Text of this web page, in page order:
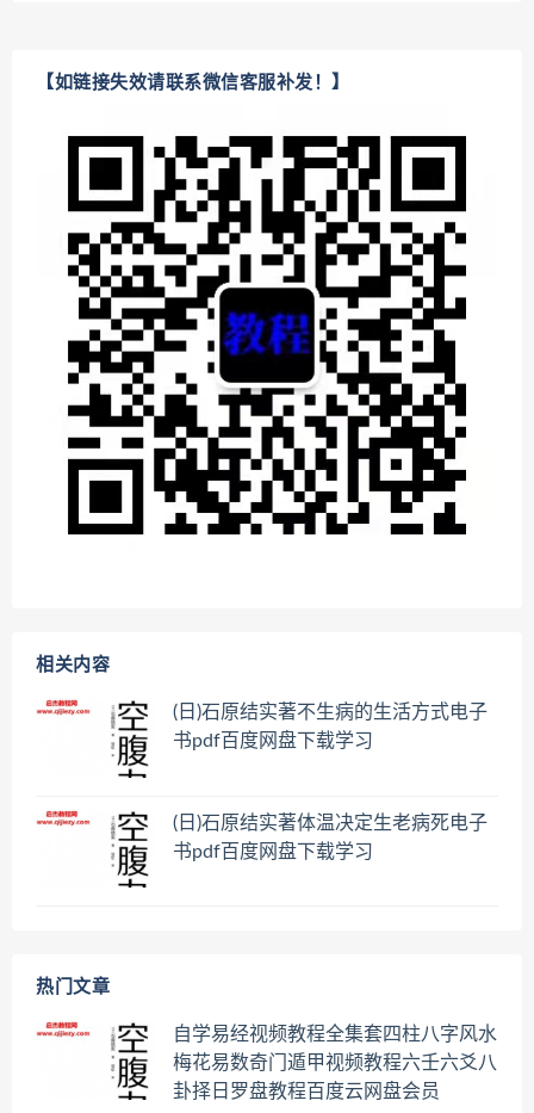
【如链接失效请联系微信客服补发！】
相关内容
(日)石原结实著不生病的生活方式电子
书pdf百度网盘下载学习
(日)石原结实著体温决定生老病死电子
书pdf百度网盘下载学习
热门文章
自学易经视频教程全集套四柱八字风水
梅花易数奇门遁甲视频教程六壬六爻八
卦择日罗盘教程百度云网盘会员